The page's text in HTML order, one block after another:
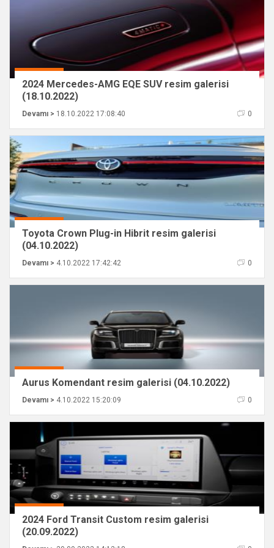
2024 Mercedes-AMG EQE SUV resim galerisi
(18.10.2022)
Devamı > 18.10.2022 17:08:40 0
Toyota Crown Plug-in Hibrit resim galerisi
(04.10.2022)
Devamı > 4.10.2022 17:42:42 0
Aurus Komendant resim galerisi (04.10.2022)
Devamı > 4.10.2022 15:20:09 0
2024 Ford Transit Custom resim galerisi
(20.09.2022)